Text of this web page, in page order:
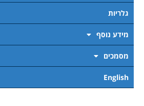
גלריות
מידע נוסף
מסמכים
English